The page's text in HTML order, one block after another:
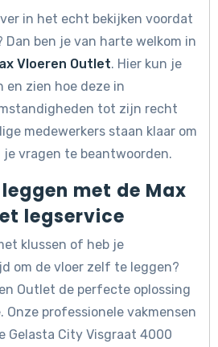
in het echt bekijken voordat
Dan ben je van harte welkom in
Vloeren Outlet. Hier kun je
en zien hoe deze in
tot zijn recht
medewerkers staan klaar om
je vragen te beantwoorden.
met de Max
legservice
klussen of heb je
om de vloer zelf te leggen?
Outlet de perfecte oplossing
Onze professionele vakmensen
Gelasta City Visgraat 4000